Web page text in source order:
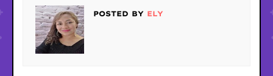
POSTED BY ELY